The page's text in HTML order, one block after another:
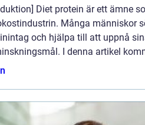
Diet protein är ett ämne
Många människor
och hjälpa till att uppnå
I denna artikel